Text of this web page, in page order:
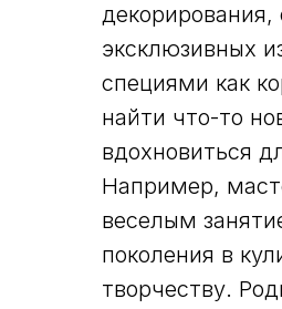
эксклюзивных
специями как
найти что-то
вдохновиться
Например,
веселым
поколения в
творчеству.